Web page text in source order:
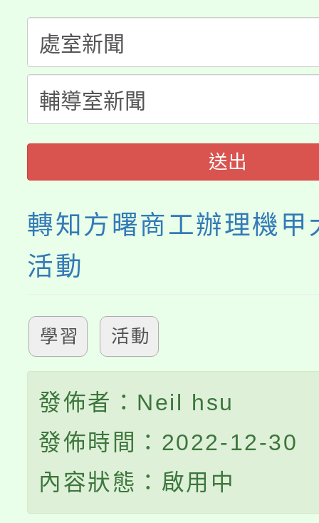
程，歡迎學生輔導中心
心理、諮商輔導、社會
系所師生報名參加。
縣市「校園短影音徵選
門員」簡章及活動海報
踴躍報名參加。
桃園市115學年度學生
要點
「桃園市補助參觀特色
展演活動實施計畫」
115年度「教育部表揚
義教育推展貢獻獎」
送出
轉知方曙商工辦理機甲
活動
學習 活動
發佈者：Neil hsu
發佈時間：2022-12-30
內容狀態：啟用中